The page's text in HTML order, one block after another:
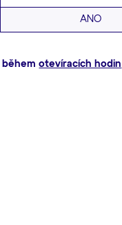
ANO
běhemotevíracích hodin